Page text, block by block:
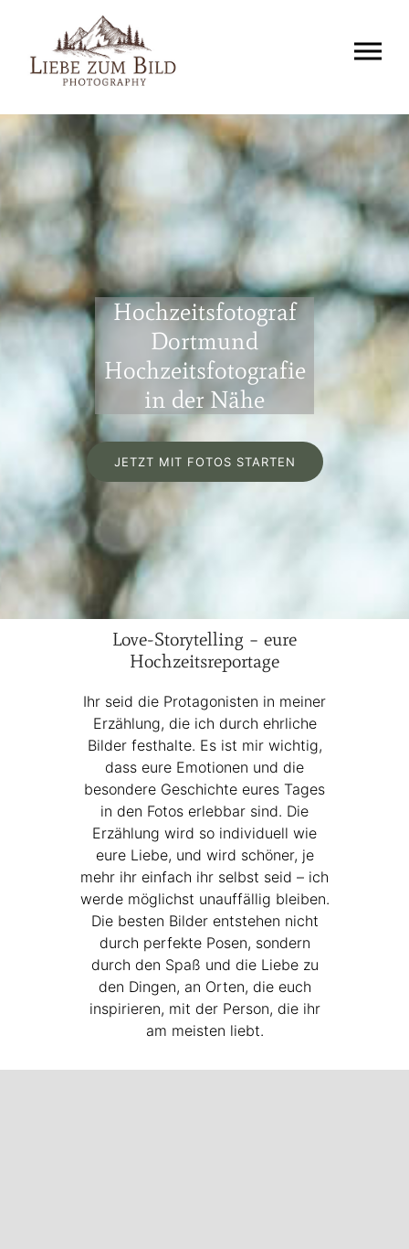
Hochzeitsfotograf
Dortmund
Hochzeitsfotografie
in der Nähe
JETZT MIT FOTOS STARTEN
Love-Storytelling – eure
Hochzeitsreportage
Ihr seid die Protagonisten in meiner
Erzählung, die ich durch ehrliche
Bilder festhalte. Es ist mir wichtig,
dass eure Emotionen und die
besondere Geschichte eures Tages
in den Fotos erlebbar sind. Die
Erzählung wird so individuell wie
eure Liebe, und wird schöner, je
mehr ihr einfach ihr selbst seid – ich
werde möglichst unauffällig bleiben.
Die besten Bilder entstehen nicht
durch perfekte Posen, sondern
durch den Spaß und die Liebe zu
den Dingen, an Orten, die euch
inspirieren, mit der Person, die ihr
am meisten liebt.